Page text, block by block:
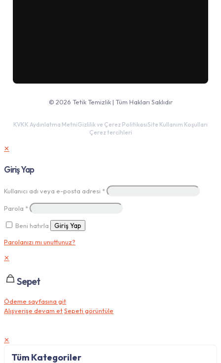
© 2026 Tetik Temizlik | Tüm Hakları Saklıdır
KVKK Aydınlatma MetniGizlilik ve Çerez PolitikasıSite Kullanım Koşulları
Çerez tercihleri
✕
Giriş Yap
Kullanıcı adı veya e-posta adresi *
Parola *
Beni hatırla Giriş Yap
Parolanızı mı unuttunuz?
✕
Sepet
Ödeme sayfasına git
Alışverişe devam etSepeti görüntüle
✕
Tüm Kategoriler